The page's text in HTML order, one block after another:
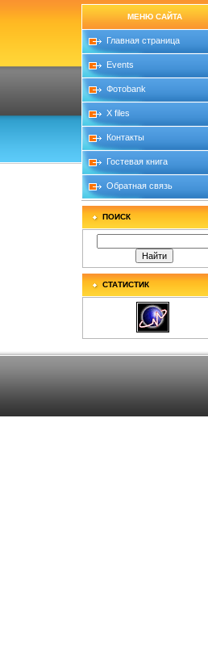
МЕНЮ САЙТА
Главная страница
Events
Фотоbank
X files
Контакты
Гостевая книга
Обратная связь
ПОИСК
СТАТИСТИК